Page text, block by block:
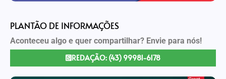
PLANTÃO DE INFORMAÇÕES
Aconteceu algo e quer compartilhar? Envie para nós!
REDAÇÃO: (43) 99981-6178